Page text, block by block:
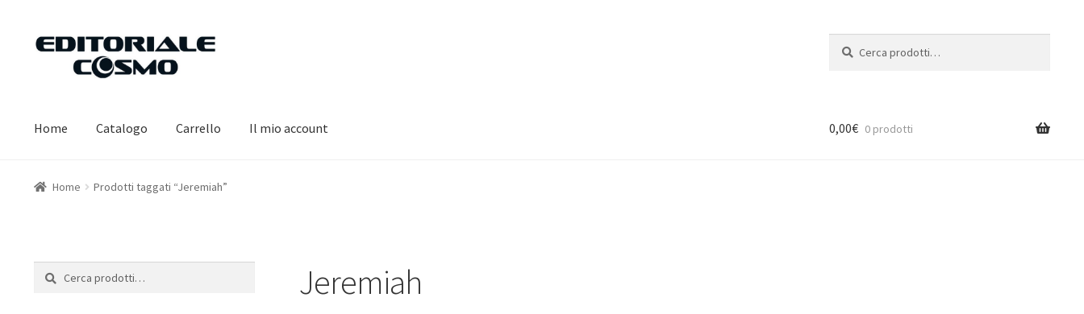
Vai
navigazione
Vai
Home Catalogo Carrello Il mio account 0,00€ 0 prodotti
Home Prodotti taggati “Jeremiah”
Jeremiah
Cerca:
Cerca